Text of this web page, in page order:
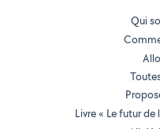
Qui
Livre « Le futur